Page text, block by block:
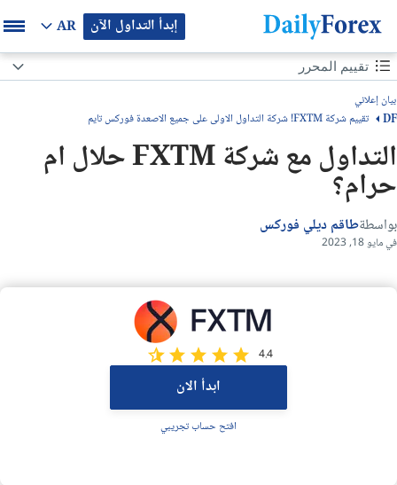
إبدأ التداول الآن AR
محتوى الصفحة
DF تقييم شركة FXTM! شركة التداول الاولى على جميع الاصعدة فوركس تايم
بيان إعلاني
تقييم المحرر
تقييم المحرر
نظرة عامه
ما هي شركة FXTM؟
هل تداول الذهب حرام في موقع FXTM
التداول مع شركة FXTM حلال ام
حرام؟
بواسطةطاقم ديلي فوركس
في مايو 18, 2023
4.4
ابدأ الان
افتح حساب تجريبي